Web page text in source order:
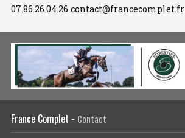
07.86.26.04.26 contact@francecomplet.fr
France Complet - Contact